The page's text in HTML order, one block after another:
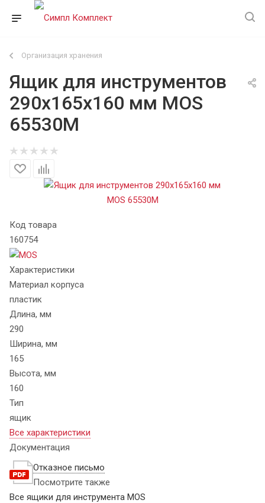
Организация хранения
Ящик для инструментов
290х165х160 мм MOS
65530М
Код товара
160754
Характеристики
Материал корпуса
пластик
Длина, мм
290
Ширина, мм
165
Высота, мм
160
Тип
ящик
Все характеристики
Документация
Отказное письмо
Посмотрите также
Все ящики для инструмента MOS